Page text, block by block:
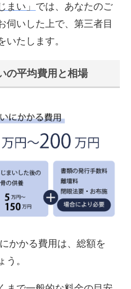
まい」 では、あなたのご
伺いした上で、第三者目
いたします。
の平均費用と相場
かかる費用は、総額を
う。